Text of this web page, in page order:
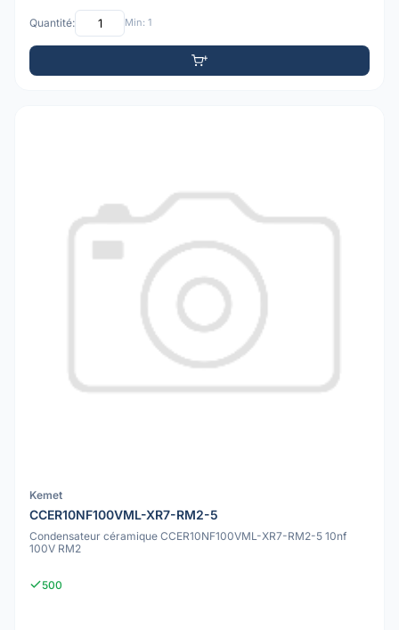
Quantité: Min: 1
Kemet
CCER10NF100VML-XR7-RM2-5
Condensateur céramique CCER10NF100VML-XR7-RM2-5 10nf
100V RM2
500